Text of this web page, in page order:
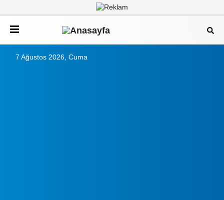
7 Ağustos 2026, Cuma